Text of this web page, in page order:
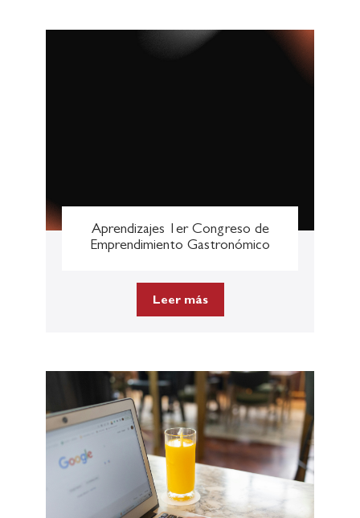
Aprendizajes 1er Congreso de
Emprendimiento Gastronómico
Leer más